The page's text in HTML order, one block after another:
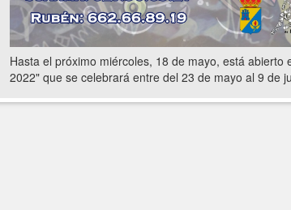
Hasta el próximo miércoles, 18 de mayo, está
2022" que se celebrará entre del 23 de mayo al 9 de